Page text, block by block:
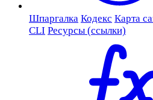
Шпаргалка Кодекс Карта
CLI Ресурсы (ссылки)